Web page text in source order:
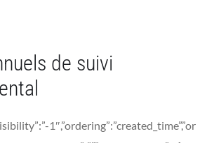
de suivi
1″,”ordering”:”created_time”,”or